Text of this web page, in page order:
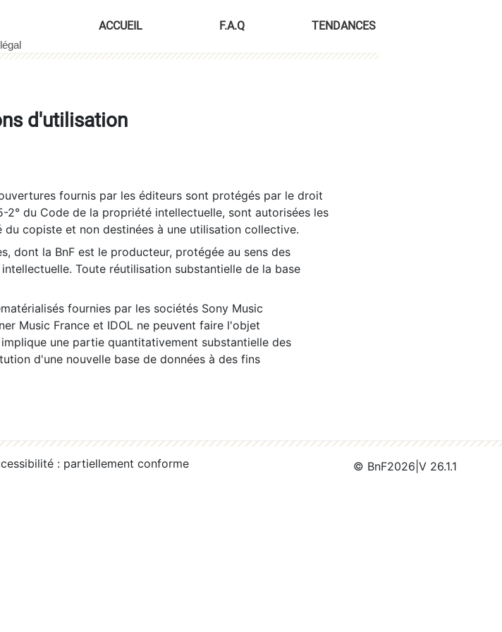
ACCUEIL F.A.Q TENDANCES
d'utilisation
fournis par les éditeurs sont protégés par le droit
du Code de la propriété intellectuelle, sont autorisées les
copiste et non destinées à une utilisation collective.
dont la BnF est le producteur, protégée au sens des
Toute réutilisation substantielle de la base
fournies par les sociétés Sony Music
Music France et IDOL ne peuvent faire l'objet
une partie quantitativement substantielle des
d'une nouvelle base de données à des fins
: partiellement conforme © BnF2026 V 26.1.1